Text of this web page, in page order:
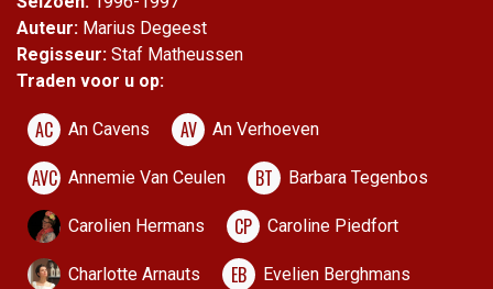
Auteur: Marius Degeest
Regisseur: Staf Matheussen
Traden voor u op:
AC An Cavens AV An Verhoeven
AVC Annemie Van Ceulen BT Barbara Tegenbos
Carolien Hermans CP Caroline Piedfort
Charlotte Arnauts EB Evelien Berghmans